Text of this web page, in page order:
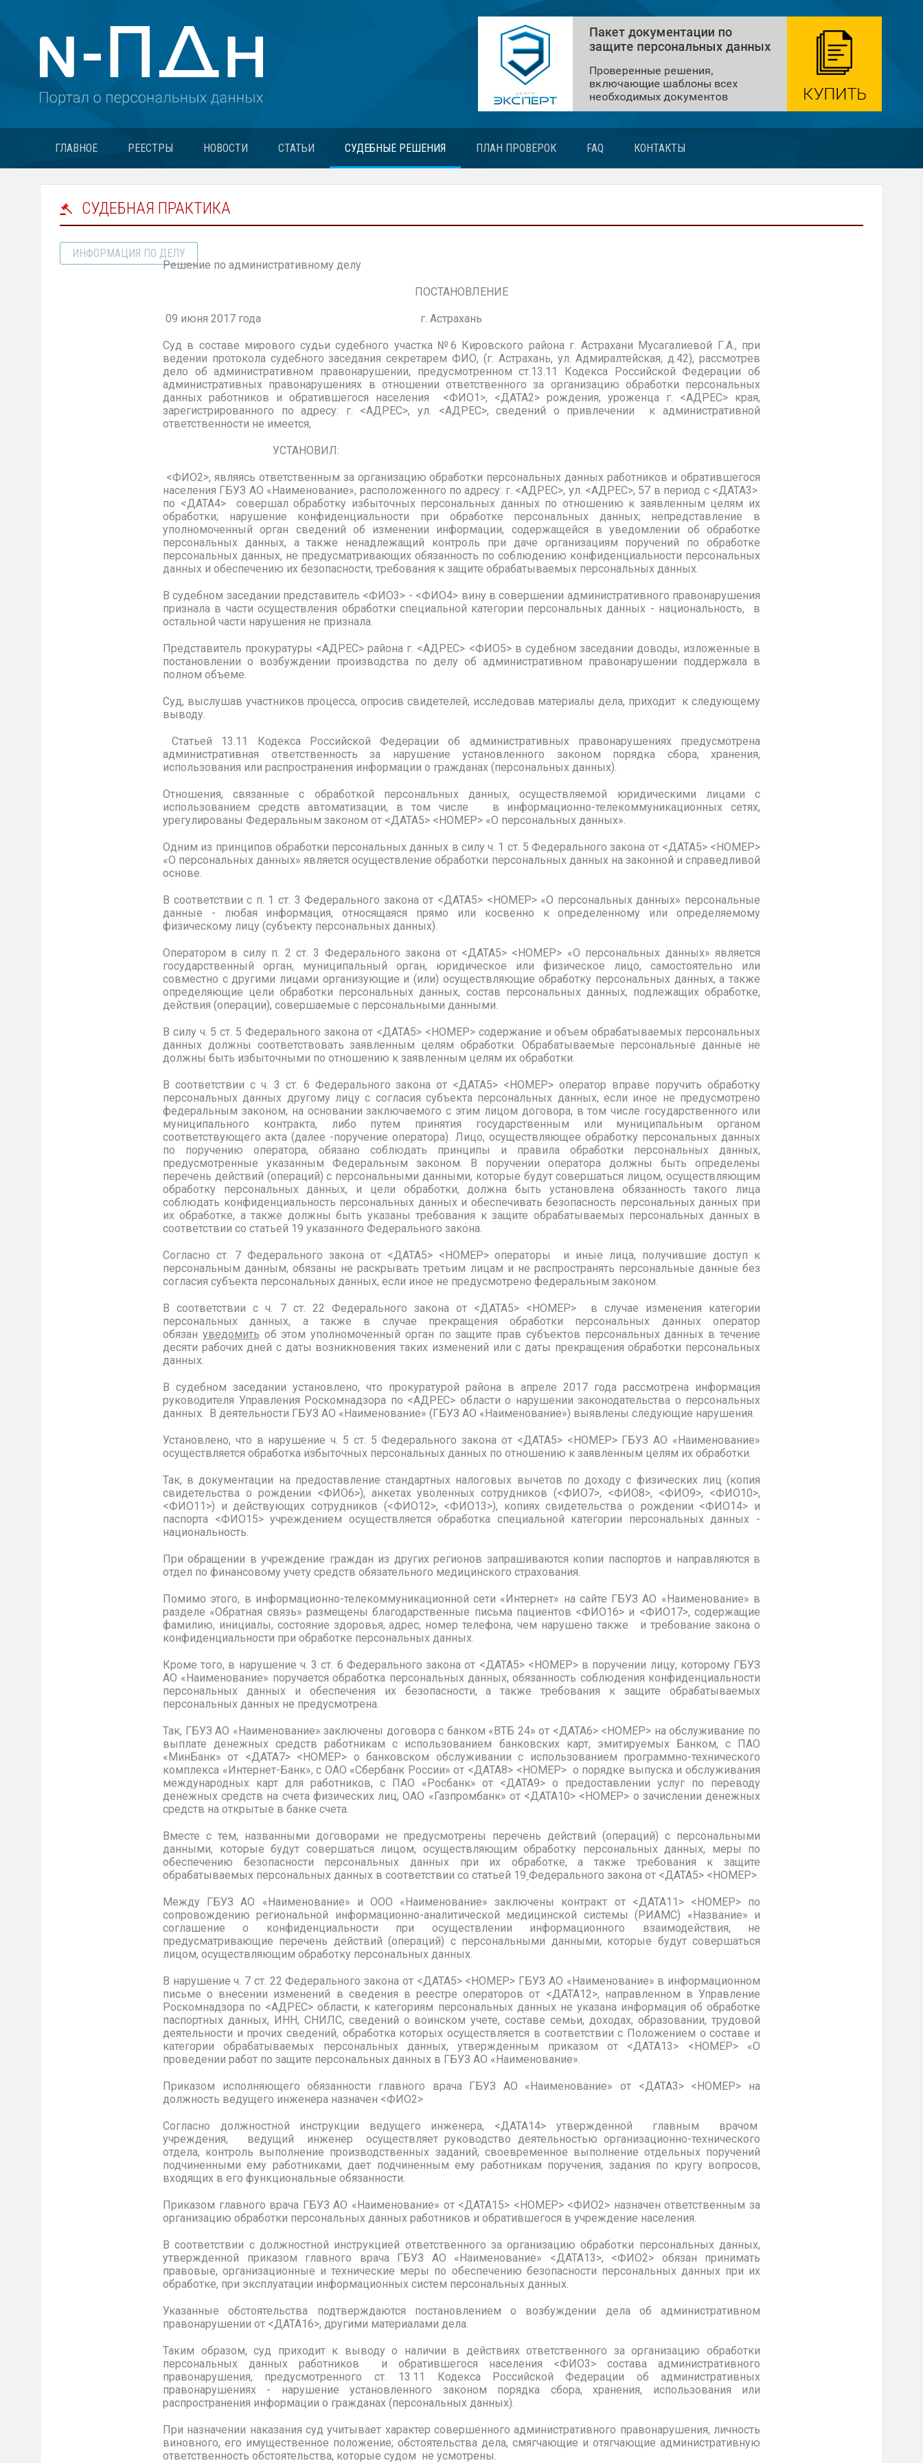
ГЛАВНОЕ РЕЕСТРЫ НОВОСТИ СТАТЬИ СУДЕБНЫЕ РЕШЕНИЯ ПЛАН ПРОВЕРОК FAQ КОНТАКТЫ
СУДЕБНАЯ ПРАКТИКА
ИНФОРМАЦИЯ ПО ДЕЛУ
Решение по административному делу
ПОСТАНОВЛЕНИЕ
09 июня 2017 года г. Астрахань
Суд в составе мирового судьи судебного участка №6 Кировского района г. Астрахани Мусагалиевой Г.А., при
ведении протокола судебного заседания секретарем ФИО, (г. Астрахань, ул. Адмиралтейская, д.42), рассмотрев
дело об административном правонарушении, предусмотренном ст.13.11 Кодекса Российской Федерации об
административных правонарушениях в отношении ответственного за организацию обработки персональных
данных работников и обратившегося населения <ФИО1>, <ДАТА2> рождения, уроженца г. <АДРЕС> края,
зарегистрированного по адресу: г. <АДРЕС>, ул. <АДРЕС>, сведений о привлечении к административной
ответственности не имеется,
УСТАНОВИЛ:
<ФИО2>, являясь ответственным за организацию обработки персональных данных работников и обратившегося
населения ГБУЗ АО «Наименование», расположенного по адресу: г. <АДРЕС>, ул. <АДРЕС>, 57 в период с <ДАТА3>
по <ДАТА4> совершал обработку избыточных персональных данных по отношению к заявленным целям их
обработки; нарушение конфиденциальности при обработке персональных данных; непредставление в
уполномоченный орган сведений об изменении информации, содержащейся в уведомлении об обработке
персональных данных, а также ненадлежащий контроль при даче организациям поручений по обработке
персональных данных, не предусматривающих обязанность по соблюдению конфиденциальности персональных
данных и обеспечению их безопасности, требования к защите обрабатываемых персональных данных.
В судебном заседании представитель <ФИО3> - <ФИО4> вину в совершении административного правонарушения
признала в части осуществления обработки специальной категории персональных данных - национальность, в
остальной части нарушения не признала.
Представитель прокуратуры <АДРЕС> района г. <АДРЕС> <ФИО5> в судебном заседании доводы, изложенные в
постановлении о возбуждении производства по делу об административном правонарушении поддержала в
полном объеме.
Суд, выслушав участников процесса, опросив свидетелей, исследовав материалы дела, приходит к следующему
выводу.
Статьей 13.11 Кодекса Российской Федерации об административных правонарушениях предусмотрена
административная ответственность за нарушение установленного законом порядка сбора, хранения,
использования или распространения информации о гражданах (персональных данных).
Отношения, связанные с обработкой персональных данных, осуществляемой юридическими лицами с
использованием средств автоматизации, в том числе в информационно-телекоммуникационных сетях,
урегулированы Федеральным законом от <ДАТА5> <НОМЕР> «О персональных данных».
Одним из принципов обработки персональных данных в силу ч. 1 ст. 5 Федерального закона от <ДАТА5> <НОМЕР>
«О персональных данных» является осуществление обработки персональных данных на законной и справедливой
основе.
В соответствии с п. 1 ст. 3 Федерального закона от <ДАТА5> <НОМЕР> «О персональных данных» персональные
данные - любая информация, относящаяся прямо или косвенно к определенному или определяемому
физическому лицу (субъекту персональных данных).
Оператором в силу п. 2 ст. 3 Федерального закона от <ДАТА5> <НОМЕР> «О персональных данных» является
государственный орган, муниципальный орган, юридическое или физическое лицо, самостоятельно или
совместно с другими лицами организующие и (или) осуществляющие обработку персональных данных, а также
определяющие цели обработки персональных данных, состав персональных данных, подлежащих обработке,
действия (операции), совершаемые с персональными данными.
В силу ч. 5 ст. 5 Федерального закона от <ДАТА5> <НОМЕР> содержание и объем обрабатываемых персональных
данных должны соответствовать заявленным целям обработки. Обрабатываемые персональные данные не
должны быть избыточными по отношению к заявленным целям их обработки.
В соответствии с ч. 3 ст. 6 Федерального закона от <ДАТА5> <НОМЕР> оператор вправе поручить обработку
персональных данных другому лицу с согласия субъекта персональных данных, если иное не предусмотрено
федеральным законом, на основании заключаемого с этим лицом договора, в том числе государственного или
муниципального контракта, либо путем принятия государственным или муниципальным органом
соответствующего акта (далее -поручение оператора). Лицо, осуществляющее обработку персональных данных
по поручению оператора, обязано соблюдать принципы и правила обработки персональных данных,
предусмотренные указанным Федеральным законом. В поручении оператора должны быть определены
перечень действий (операций) с персональными данными, которые будут совершаться лицом, осуществляющим
обработку персональных данных, и цели обработки, должна быть установлена обязанность такого лица
соблюдать конфиденциальность персональных данных и обеспечивать безопасность персональных данных при
их обработке, а также должны быть указаны требования к защите обрабатываемых персональных данных в
соответствии со статьей 19 указанного Федерального закона.
Согласно ст. 7 Федерального закона от <ДАТА5> <НОМЕР> операторы и иные лица, получившие доступ к
персональным данным, обязаны не раскрывать третьим лицам и не распространять персональные данные без
согласия субъекта персональных данных, если иное не предусмотрено федеральным законом.
В соответствии с ч. 7 ст. 22 Федерального закона от <ДАТА5> <НОМЕР> в случае изменения категории
персональных данных, а также в случае прекращения обработки персональных данных оператор
обязан уведомить об этом уполномоченный орган по защите прав субъектов персональных данных в течение
десяти рабочих дней с даты возникновения таких изменений или с даты прекращения обработки персональных
данных.
В судебном заседании установлено, что прокуратурой района в апреле 2017 года рассмотрена информация
руководителя Управления Роскомнадзора по <АДРЕС> области о нарушении законодательства о персональных
данных. В деятельности ГБУЗ АО «Наименование» (ГБУЗ АО «Наименование») выявлены следующие нарушения.
Установлено, что в нарушение ч. 5 ст. 5 Федерального закона от <ДАТА5> <НОМЕР> ГБУЗ АО «Наименование»
осуществляется обработка избыточных персональных данных по отношению к заявленным целям их обработки.
Так, в документации на предоставление стандартных налоговых вычетов по доходу с физических лиц (копия
свидетельства о рождении <ФИО6>), анкетах уволенных сотрудников (<ФИО7>, <ФИО8>, <ФИО9>, <ФИО10>,
<ФИО11>) и действующих сотрудников (<ФИО12>, <ФИО13>), копиях свидетельства о рождении <ФИО14> и
паспорта <ФИО15> учреждением осуществляется обработка специальной категории персональных данных -
национальность.
При обращении в учреждение граждан из других регионов запрашиваются копии паспортов и направляются в
отдел по финансовому учету средств обязательного медицинского страхования.
Помимо этого, в информационно-телекоммуникационной сети «Интернет» на сайте ГБУЗ АО «Наименование» в
разделе «Обратная связь» размещены благодарственные письма пациентов <ФИО16> и <ФИО17>, содержащие
фамилию, инициалы, состояние здоровья, адрес, номер телефона, чем нарушено также и требование закона о
конфиденциальности при обработке персональных данных.
Кроме того, в нарушение ч. 3 ст. 6 Федерального закона от <ДАТА5> <НОМЕР> в поручении лицу, которому ГБУЗ
АО «Наименование» поручается обработка персональных данных, обязанность соблюдения конфиденциальности
персональных данных и обеспечения их безопасности, а также требования к защите обрабатываемых
персональных данных не предусмотрена.
Так, ГБУЗ АО «Наименование» заключены договора с банком «ВТБ 24» от <ДАТА6> <НОМЕР> на обслуживание по
выплате денежных средств работникам с использованием банковских карт, эмитируемых Банком, с ПАО
«МинБанк» от <ДАТА7> <НОМЕР> о банковском обслуживании с использованием программно-технического
комплекса «Интернет-Банк», с ОАО «Сбербанк России» от <ДАТА8> <НОМЕР> о порядке выпуска и обслуживания
международных карт для работников, с ПАО «Росбанк» от <ДАТА9> о предоставлении услуг по переводу
денежных средств на счета физических лиц, ОАО «Газпромбанк» от <ДАТА10> <НОМЕР> о зачислении денежных
средств на открытые в банке счета.
Вместе с тем, названными договорами не предусмотрены перечень действий (операций) с персональными
данными, которые будут совершаться лицом, осуществляющим обработку персональных данных, меры по
обеспечению безопасности персональных данных при их обработке, а также требования к защите
обрабатываемых персональных данных в соответствии со статьей 19 Федерального закона от <ДАТА5> <НОМЕР>.
Между ГБУЗ АО «Наименование» и ООО «Наименование» заключены контракт от <ДАТА11> <НОМЕР> по
сопровождению региональной информационно-аналитической медицинской системы (РИАМС) «Название» и
соглашение о конфиденциальности при осуществлении информационного взаимодействия, не
предусматривающие перечень действий (операций) с персональными данными, которые будут совершаться
лицом, осуществляющим обработку персональных данных.
В нарушение ч. 7 ст. 22 Федерального закона от <ДАТА5> <НОМЕР> ГБУЗ АО «Наименование» в информационном
письме о внесении изменений в сведения в реестре операторов от <ДАТА12>, направленном в Управление
Роскомнадзора по <АДРЕС> области, к категориям персональных данных не указана информация об обработке
паспортных данных, ИНН, СНИЛС, сведений о воинском учете, составе семьи, доходах, образовании, трудовой
деятельности и прочих сведений, обработка которых осуществляется в соответствии с Положением о составе и
категории обрабатываемых персональных данных, утвержденным приказом от <ДАТА13> <НОМЕР> «О
проведении работ по защите персональных данных в ГБУЗ АО «Наименование».
Приказом исполняющего обязанности главного врача ГБУЗ АО «Наименование» от <ДАТА3> <НОМЕР> на
должность ведущего инженера назначен <ФИО2>
Согласно должностной инструкции ведущего инженера, <ДАТА14> утвержденной главным врачом
учреждения, ведущий инженер осуществляет руководство деятельностью организационно-технического
отдела, контроль выполнение производственных заданий, своевременное выполнение отдельных поручений
подчиненными ему работниками, дает подчиненным ему работникам поручения, задания по кругу вопросов,
входящих в его функциональные обязанности.
Приказом главного врача ГБУЗ АО «Наименование» от <ДАТА15> <НОМЕР> <ФИО2> назначен ответственным за
организацию обработки персональных данных работников и обратившегося в учреждение населения.
В соответствии с должностной инструкцией ответственного за организацию обработки персональных данных,
утвержденной приказом главного врача ГБУЗ АО «Наименование» <ДАТА13>, <ФИО2> обязан принимать
правовые, организационные и технические меры по обеспечению безопасности персональных данных при их
обработке, при эксплуатации информационных систем персональных данных.
Указанные обстоятельства подтверждаются постановлением о возбуждении дела об административном
правонарушении от <ДАТА16>, другими материалами дела.
Таким образом, суд приходит к выводу о наличии в действиях ответственного за организацию обработки
персональных данных работников и обратившегося населения <ФИО3> состава административного
правонарушения, предусмотренного ст. 13.11 Кодекса Российской Федерации об административных
правонарушениях - нарушение установленного законом порядка сбора, хранения, использования или
распространения информации о гражданах (персональных данных).
При назначении наказания суд учитывает характер совершенного административного правонарушения, личность
виновного, его имущественное положение; обстоятельства дела, смягчающие и отягчающие административную
ответственность обстоятельства, которые судом не усмотрены.